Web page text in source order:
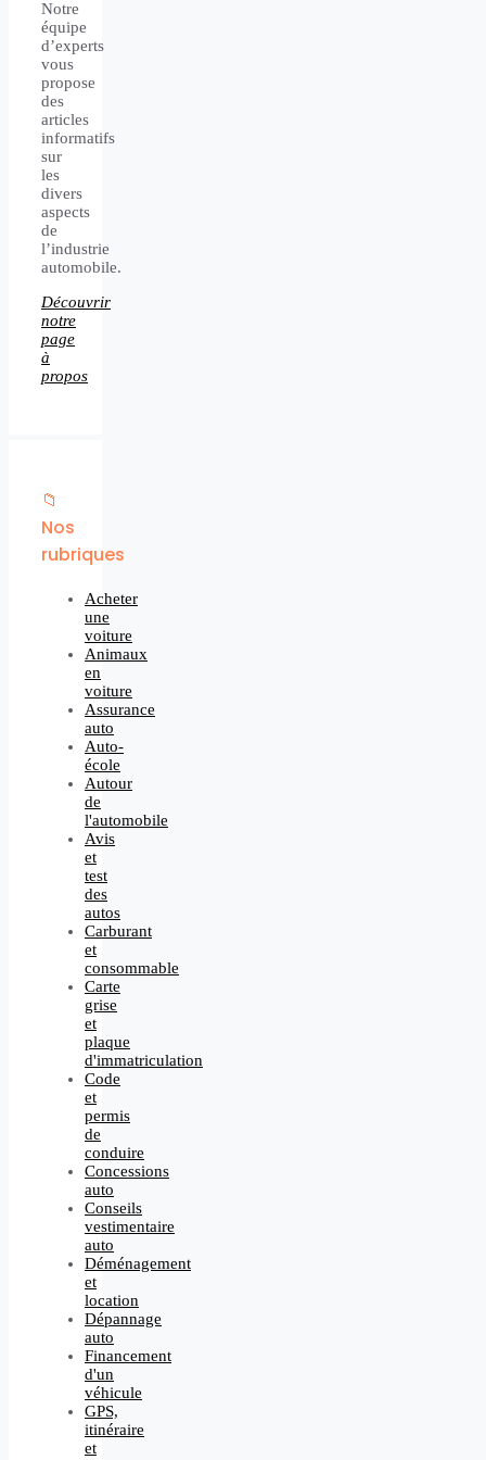
Notre
équipe
d’experts
vous
propose
des
articles
informatifs
sur
les
divers
aspects
de
l’industrie
automobile.
Découvrir
notre
page
à
propos
📁
Nos
rubriques
Acheter
une
voiture
Animaux
en
voiture
Assurance
auto
Auto-
école
Autour
de
l'automobile
Avis
et
test
des
autos
Carburant
et
consommable
Carte
grise
et
plaque
d'immatriculation
Code
et
permis
de
conduire
Concessions
auto
Conseils
vestimentaire
auto
Déménagement
et
location
Dépannage
auto
Financement
d'un
véhicule
GPS,
itinéraire
et